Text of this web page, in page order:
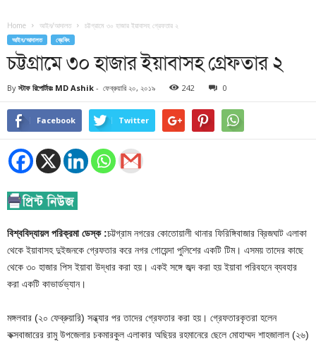
Home আইন/আদালত চট্টগ্রামে ৩০ হাজার ইয়াবাসহ গ্রেফতার ২
আইন/আদালত ব্রেকিং
চট্টগ্রামে ৩০ হাজার ইয়াবাসহ গ্রেফতার ২
By স্টাফ রিপোর্টারঃ MD Ashik - ফেব্রুয়ারি ২০, ২০১৯ 242 0
Facebook Twitter
বিশ্ববিদ্যায়ল পরিক্রমা ডেস্ক :চট্টগ্রাম নগরের কোতোয়ালী থানার ফিরিঙ্গিবাজার ব্রিজঘাট এলাকা
থেকে ইয়াবাসহ দুইজনকে গ্রেফতার করে নগর গোয়েন্দা পুলিশের একটি টিম। এসময় তাদের কাছে
থেকে ৩০ হাজার পিস ইয়াবা উদ্ধার করা হয়। একই সঙ্গে জব্দ করা হয় ইয়াবা পরিবহনে ব্যবহার
করা একটি কাভার্ডভ্যান।
মঙ্গলবার (২০ ফেব্রুয়ারি) সন্ধ্যার পর তাদের গ্রেফতার করা হয়। গ্রেফতারকৃতরা হলেন
কক্সবাজারের রামু উপজেলার চকমারকুল এলাকার অছিয়র রহমানেরে ছেলে মোহাম্মদ শাহজালাল (২৬)